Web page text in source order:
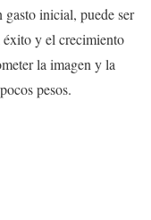
inicial, puede ser
y el crecimiento
la imagen y la
pesos.